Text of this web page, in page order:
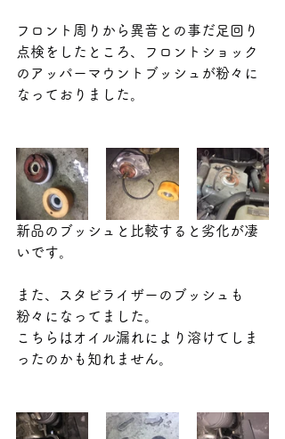
フロント周りから異音との事だ足回り
点検をしたところ、フロントショック
のアッパーマウントブッシュが粉々に
なっておりました。
新品のブッシュと比較すると劣化が凄
いです。
また、スタビライザーのブッシュも
粉々になってました。
こちらはオイル漏れにより溶けてしま
ったのかも知れません。